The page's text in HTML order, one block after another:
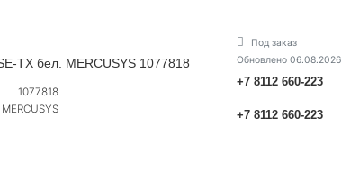
TX бел. MERCUSYS 1077818
1077818
MERCUSYS
Под заказ
Обновлено 06.08.2026
+7 8112 660-223
+7 8112 660-223